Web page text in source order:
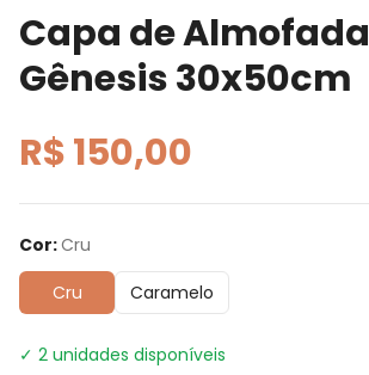
Capa de Almofada
Gênesis 30x50cm
R$ 150,00
Cor:Cru
Cru
Caramelo
✓ 2 unidades disponíveis